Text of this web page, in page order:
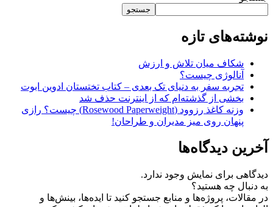
جستجو
نوشته‌های تازه
شکاف میان تلاش و ارزش
آنالوژی چیست؟
تجربه سفر به دنیای تک بعدی – کتاب تختستان ادوین ابوت
بخشی از گذشته‌ام که از اینترنت حذف شد
وزنه کاغذ رزوود (Rosewood Paperweight) چیست؟ رازی
پنهان روی میز مدیران و طراحان!
آخرین دیدگاه‌ها
دیدگاهی برای نمایش وجود ندارد.
به دنبال چه هستید؟
در مقالات، پروژه‌ها و منابع جستجو کنید تا ایده‌ها، بینش‌ها و